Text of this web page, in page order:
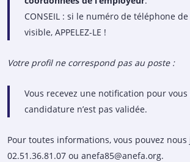
CONSEIL : si le numéro de téléphone
visible, APPELEZ-LE !
Votre profil ne correspond pas au poste :
Vous recevez une notification pour
candidature n’est pas validée.
Pour toutes informations, vous pouvez
02.51.36.81.07 ou anefa85@anefa.org.